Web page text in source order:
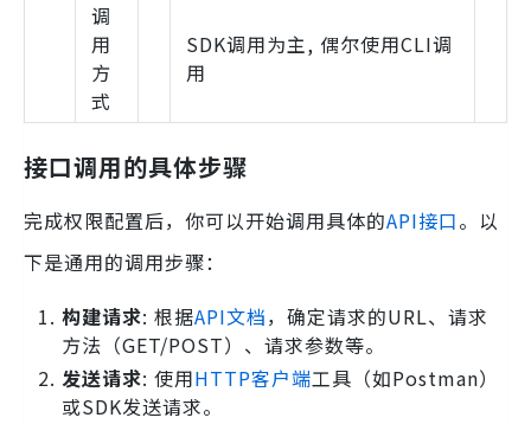
调
用
方
式
SDK调用为主, 偶尔使用CLI调
用
接口调用的具体步骤
完成权限配置后，你可以开始调用具体的API接口。以
下是通用的调用步骤：
构建请求: 根据API文档，确定请求的URL、请求
方法（GET/POST）、请求参数等。
发送请求: 使用HTTP客户端工具（如Postman）
或SDK发送请求。